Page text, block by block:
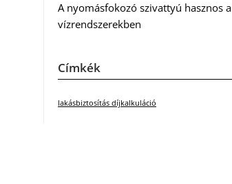
A nyomásfokozó szivattyú hasznos a
vízrendszerekben
Címkék
lakásbiztosítás díjkalkuláció